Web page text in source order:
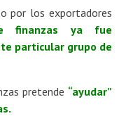
por los exportadores
finanzas ya fue
particular grupo de
pretende “ayudar”
.